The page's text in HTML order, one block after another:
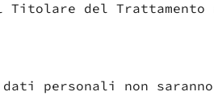
del Trattamento
personali non